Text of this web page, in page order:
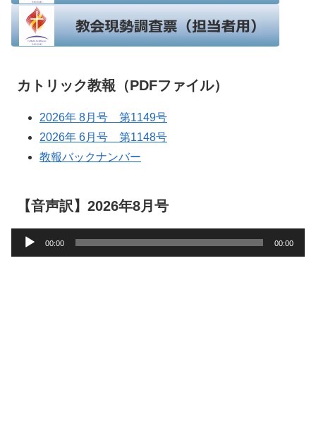
カトリック教報（PDFファイル）
2026年 8月号 第1149号
2026年 6月号 第1148号
教報バックナンバー
【音声訳】2026年8月号
声
00:00 00:00